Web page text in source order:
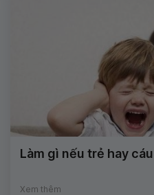
Làm gì nếu trẻ hay
Xem thêm